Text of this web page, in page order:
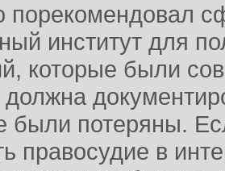
порекомендовал
институт для
которые были
были потеряны.
правосудие в